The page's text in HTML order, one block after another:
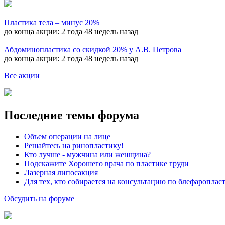
Пластика тела – минус 20%
до конца акции: 2 года 48 недель назад
Абдоминопластика со скидкой 20% у А.В. Петрова
до конца акции: 2 года 48 недель назад
Все акции
Последние темы форума
Объем операции на лице
Решайтесь на ринопластику!
Кто лучше - мужчина или женщина?
Подскажите Хорошего врача по пластике груди
Лазерная липосакция
Для тех, кто собирается на консультацию по
Обсудить на форуме